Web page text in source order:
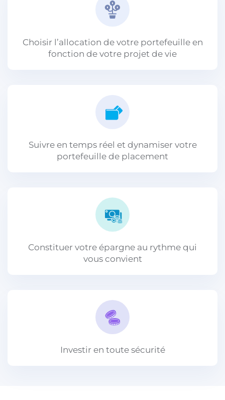
Choisir l’allocation de votre portefeuille en
fonction de votre projet de vie
Suivre en temps réel et dynamiser votre
portefeuille de placement
Constituer votre épargne au rythme qui
vous convient
Investir en toute sécurité